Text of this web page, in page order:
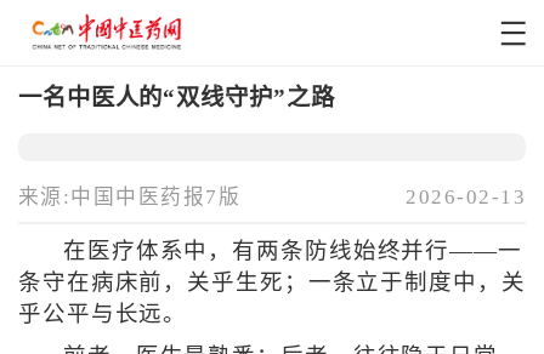
一名中医人的“双线守护”之路
来源:中国中医药报7版 2026-02-13
在医疗体系中，有两条防线始终并行——一
条守在病床前，关乎生死；一条立于制度中，关
乎公平与长远。